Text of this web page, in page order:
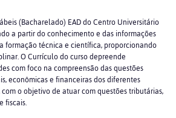
(Bacharelado) EAD do Centro Universitário
a partir do conhecimento e das informações
formação técnica e científica, proporcionando
O Currículo do curso depreende
com foco na compreensão das questões
econômicas e financeiras dos diferentes
o objetivo de atuar com questões tributárias,
fiscais.